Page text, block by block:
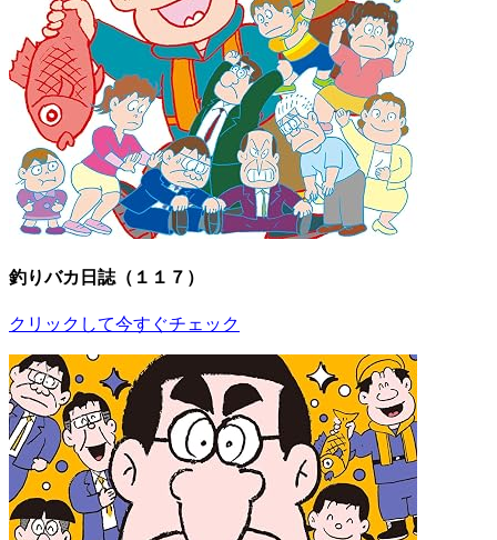
釣りバカ日誌（１１７）
クリックして今すぐチェック